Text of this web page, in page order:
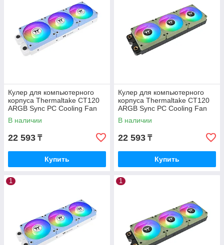
Кулер для компьютерного
корпуса Thermaltake CT120
ARGB Sync PC Cooling Fan
Hydrangea Blue (3 pack)
В наличии
22 593 ₸
Купить
Кулер для компьютерного
корпуса Thermaltake CT120
ARGB Sync PC Cooling Fan
Matcha Green (3 pack)
В наличии
22 593 ₸
Купить
1 1